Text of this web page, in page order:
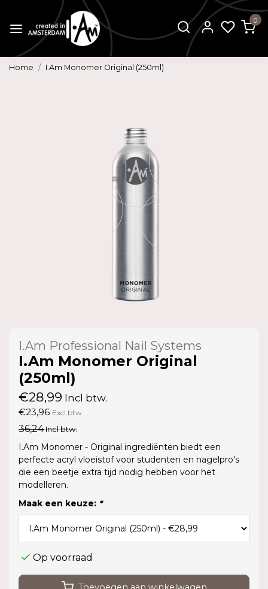
0
Home I.Am Monomer Original (250ml)
I.Am Professional Nail Systems
I.Am Monomer Original
(250ml)
€28,99 Incl btw.
€23,96 Excl btw.
36,24Incl btw.
I.Am Monomer - Original ingrediënten biedt een
perfecte acryl vloeistof voor studenten en nagelpro's
die een beetje extra tijd nodig hebben voor het
modelleren.
Maak een keuze: *
Op voorraad